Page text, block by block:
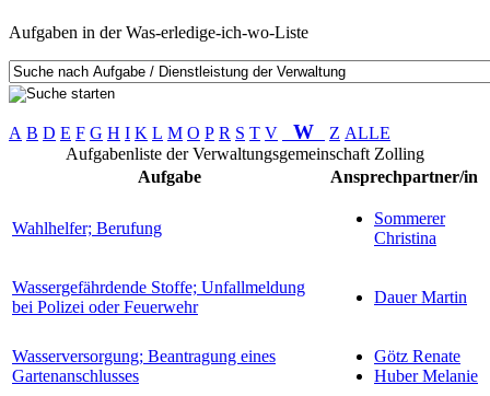
Aufgaben in der Was-erledige-ich-wo-Liste
A B D E F G H I K L M O P R S T V W Z ALLE
Aufgabenliste der Verwaltungsgemeinschaft Zolling
Aufgabe
Ansprechpartner/in
Wahlhelfer; Berufung
Sommerer
Christina
Wassergefährdende Stoffe; Unfallmeldung
bei Polizei oder Feuerwehr
Dauer Martin
Wasserversorgung; Beantragung eines
Gartenanschlusses
Götz Renate
Huber Melanie